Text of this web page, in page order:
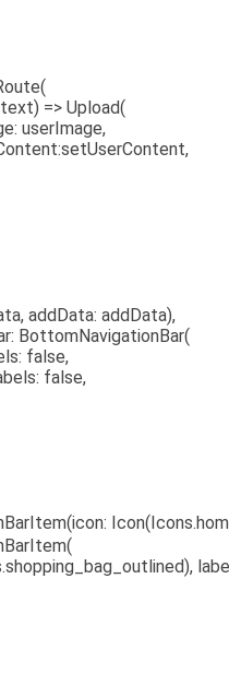
=> Upload(
addData: addData),
BottomNavigationBar(
false,
false,